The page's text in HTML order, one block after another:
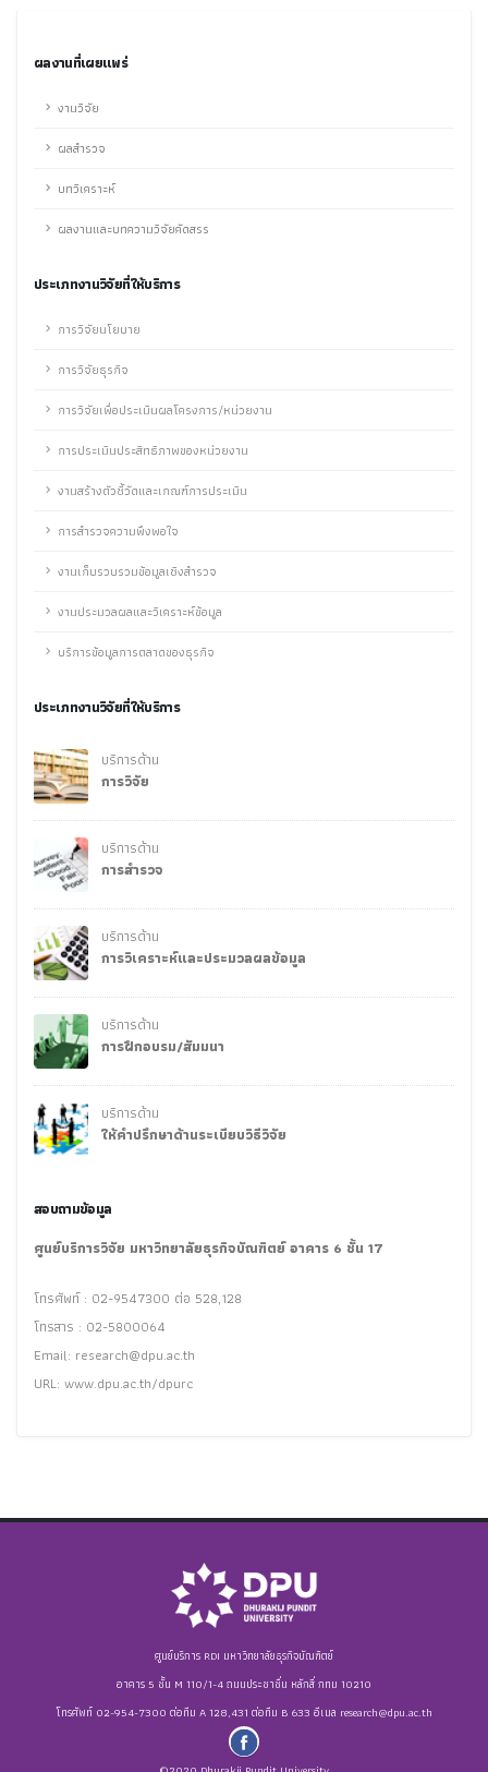
ผลงานที่เผยแพร่
งานวิจัย
ผลสำรวจ
บทวิเคราะห์
ผลงานและบทความวิจัยคัดสรร
ประเภทงานวิจัยที่ให้บริการ
การวิจัยนโยบาย
การวิจัยธุรกิจ
การวิจัยเพื่อประเมินผลโครงการ/หน่วยงาน
การประเมินประสิทธิภาพของหน่วยงาน
งานสร้างตัวชี้วัดและเกณฑ์การประเมิน
การสำรวจความพึงพอใจ
งานเก็บรวบรวมข้อมูลเชิงสำรวจ
งานประมวลผลและวิเคราะห์ข้อมูล
บริการข้อมูลการตลาดของธุรกิจ
ประเภทงานวิจัยที่ให้บริการ
บริการด้าน
การวิจัย
บริการด้าน
การสำรวจ
บริการด้าน
การวิเคราะห์และประมวลผลข้อมูล
บริการด้าน
การฝึกอบรม/สัมมนา
บริการด้าน
ให้คำปรึกษาด้านระเบียบวิธีวิจัย
สอบถามข้อมูล
ศูนย์บริการวิจัย มหาวิทยาลัยธุรกิจบัณฑิตย์ อาคาร 6 ชั้น 17
โทรศัพท์ : 02-9547300 ต่อ 528,128
โทรสาร : 02-5800064
Email: research@dpu.ac.th
URL: www.dpu.ac.th/dpurc
ศูนย์บริการ RDI มหาวิทยาลัยธุรกิจบัณฑิตย์
อาคาร 5 ชั้น M 110/1-4 ถนนประชาชื่น หลักสี่ กทม 10210
โทรศัพท์ 02-954-7300 ต่อทีม A 128,431 ต่อทีม B 633 อีเมล research@dpu.ac.th